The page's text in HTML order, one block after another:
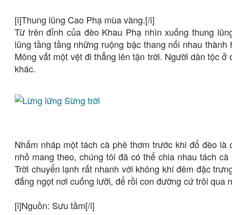
[i]Thung lũng Cao Phạ mùa vàng.[/i]
Từ trên đỉnh của đèo Khau Phạ nhìn xuống thung
lũng tầng tầng những ruộng bậc thang nối nhau
Mông vắt một vệt đi thẳng lên tận trời. Người dân tộc
khác.
Nhấm nháp một tách cà phê thơm trước khi đổ đèo
nhỏ mang theo, chúng tôi đã có thể chia nhau tách
Trời chuyển lạnh rất nhanh với không khí đêm đặc
đắng ngọt nơi cuống lưỡi, để rồi con đường cứ trôi qua
[i]Nguồn: Sưu tầm[/i]